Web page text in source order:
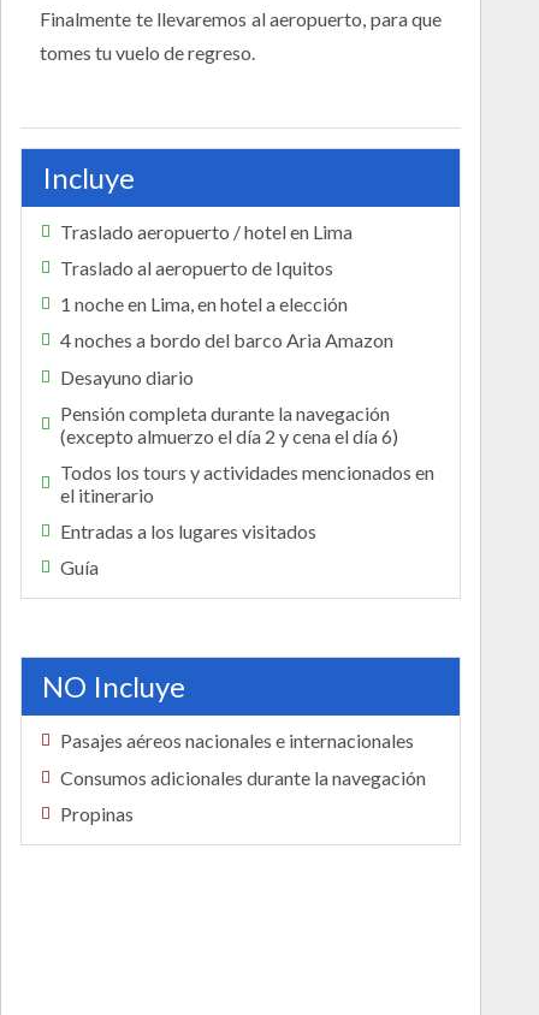
Finalmente te llevaremos al aeropuerto, para que
tomes tu vuelo de regreso.
Incluye
Traslado aeropuerto / hotel en Lima
Traslado al aeropuerto de Iquitos
1 noche en Lima, en hotel a elección
4 noches a bordo del barco Aria Amazon
Desayuno diario
Pensión completa durante la navegación
(excepto almuerzo el día 2 y cena el día 6)
Todos los tours y actividades mencionados en
el itinerario
Entradas a los lugares visitados
Guía
NO Incluye
Pasajes aéreos nacionales e internacionales
Consumos adicionales durante la navegación
Propinas